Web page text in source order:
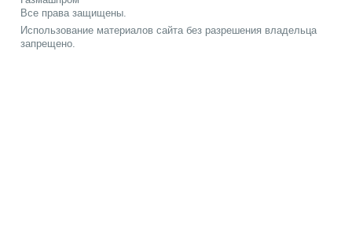
Все права защищены.
Использование материалов сайта без разрешения владельца
запрещено.